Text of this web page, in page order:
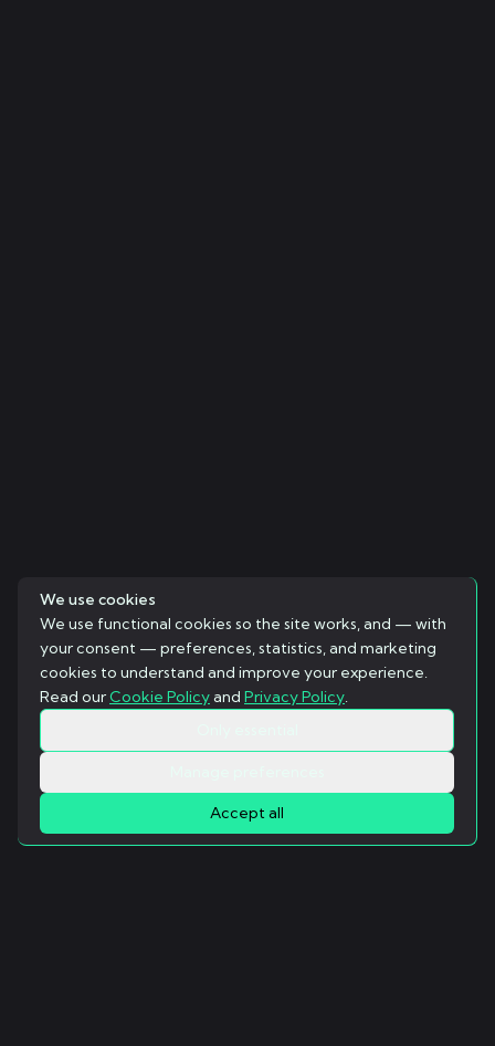
We use cookies
We use functional cookies so the site works, and — with
your consent — preferences, statistics, and marketing
cookies to understand and improve your experience.
Read ourCookie Policyand Privacy Policy.
Accept all